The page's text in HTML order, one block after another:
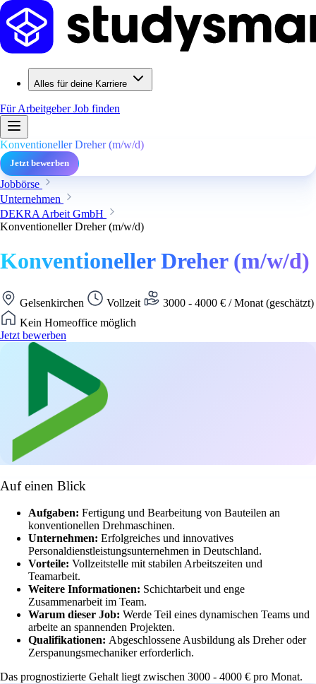
Alles für deine Karriere
Für ArbeitgeberJob finden
Konventioneller Dreher (m/w/d)
Jetzt bewerben
Jobbörse
Unternehmen
DEKRA Arbeit GmbH
Konventioneller Dreher (m/w/d)
Konventioneller Dreher (m/w/d)
Gelsenkirchen Vollzeit
3000 - 4000 € / Monat (geschätzt)
Kein Homeoffice möglich
Jetzt bewerben
Auf einen Blick
Aufgaben: Fertigung und Bearbeitung von Bauteilen an
konventionellen Drehmaschinen.
Unternehmen: Erfolgreiches und innovatives
Personaldienstleistungsunternehmen in Deutschland.
Vorteile: Vollzeitstelle mit stabilen Arbeitszeiten und
Teamarbeit.
Weitere Informationen: Schichtarbeit und enge
Zusammenarbeit im Team.
Warum dieser Job: Werde Teil eines dynamischen Teams und
arbeite an spannenden Projekten.
Qualifikationen: Abgeschlossene Ausbildung als Dreher oder
Zerspanungsmechaniker erforderlich.
Das prognostizierte Gehalt liegt zwischen 3000 - 4000 € pro Monat.